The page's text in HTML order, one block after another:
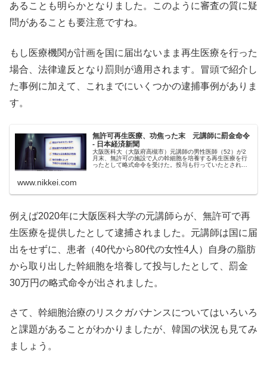
あることも明らかとなりました。このように審査の質に疑
問があることも要注意ですね。
もし医療機関が計画を国に届出ないまま再生医療を行った
場合、法律違反となり罰則が適用されます。冒頭で紹介し
た事例に加えて、これまでにいくつかの逮捕事例がありま
す。
無許可再生医療、功焦った末 元講師に罰金命令
- 日本経済新聞
大阪医科大（大阪府高槻市）元講師の男性医師（52）が2
月末、無許可の施設で人の幹細胞を培養する再生医療を行
ったとして略式命令を受けた。投与も行っていたとされ、
www.nikkei.com
例えば2020年に大阪医科大学の元講師らが、無許可で再
生医療を提供したとして逮捕されました。元講師は国に届
出をせずに、患者（40代から80代の女性4人）自身の脂肪
から取り出した幹細胞を培養して投与したとして、罰金
30万円の略式命令が出されました。
さて、幹細胞治療のリスクガバナンスについてはいろいろ
と課題があることがわかりましたが、韓国の状況も見てみ
ましょう。